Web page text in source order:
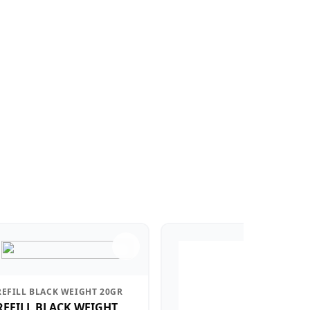
BLACK WEIGHT 20GR